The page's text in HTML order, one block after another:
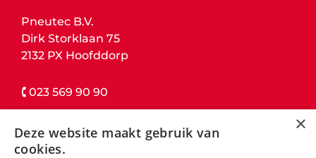
Pneutec B.V.
Dirk Storklaan 75
2132 PX Hoofddorp
🕻 023 569 90 90
contact details ×
Deze website maakt gebruik van
cookies.